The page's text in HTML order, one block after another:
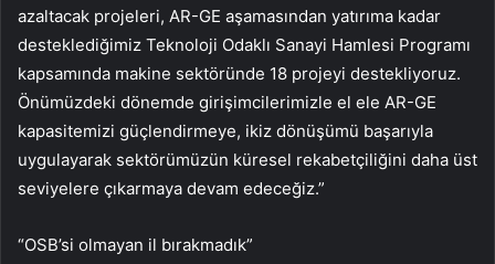
azaltacak projeleri, AR-GE aşamasından yatırıma kadar
desteklediğimiz Teknoloji Odaklı Sanayi Hamlesi Programı
kapsamında makine sektöründe 18 projeyi destekliyoruz.
Önümüzdeki dönemde girişimcilerimizle el ele AR-GE
kapasitemizi güçlendirmeye, ikiz dönüşümü başarıyla
uygulayarak sektörümüzün küresel rekabetçiliğini daha üst
seviyelere çıkarmaya devam edeceğiz.”
“OSB’si olmayan il bırakmadık”